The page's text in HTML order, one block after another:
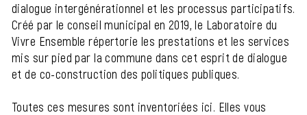
dialogue intergénérationnel et les processus participatifs.
Créé par le conseil municipal en 2019, le Laboratoire du
Vivre Ensemble répertorie les prestations et les services
mis sur pied par la commune dans cet esprit de dialogue
et de co-construction des politiques publiques.
Toutes ces mesures sont inventoriées ici. Elles vous